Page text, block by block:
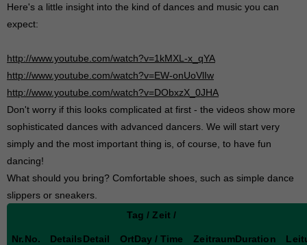
Here's a little insight into the kind of dances and music you can
expect:
http://www.youtube.com/watch?v=1kMXL-x_qYA
http://www.youtube.com/watch?v=EW-onUoVlIw
http://www.youtube.com/watch?v=DObxzX_0JHA
Don't worry if this looks complicated at first - the videos show more
sophisticated dances with advanced dancers. We will start very
simply and the most important thing is, of course, to have fun
dancing!
What should you bring? Comfortable shoes, such as simple dance
slippers or sneakers.
Nr.No. DetailsDetail
Tag / Zeit /
OrtDay / Time ZeitraumDuration